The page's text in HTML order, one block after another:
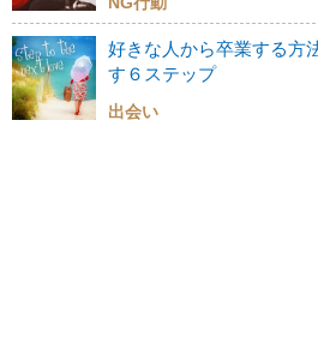
好きな人から卒業する方
す６ステップ
出会い